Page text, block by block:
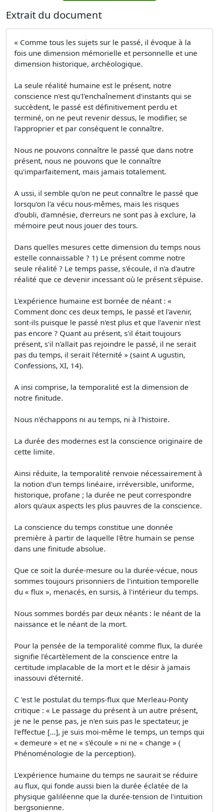
Extrait du document
« Comme tous les sujets sur le passé, il évoque à la
fois une dimension mémorielle et personnelle et une
dimension historique, archéologique.
La seule réalité humaine est le présent, notre
conscience n'est qu'l'enchaînement d'instants qui se
succèdent, le passé est définitivement perdu et
terminé, on ne peut revenir dessus, le modifier, se
l'approprier et par conséquent le connaître.
Nous ne pouvons connaître le passé que dans notre
présent, nous ne pouvons que le connaître
qu'imparfaitement, mais jamais totalement.
A ussi, il semble qu'on ne peut connaître le passé que
lorsqu'on l'a vécu nous-mêmes, mais les risques
d'oubli, d'amnésie, d'erreurs ne sont pas à exclure, la
mémoire peut nous jouer des tours.
Dans quelles mesures cette dimension du temps nous
estelle connaissable ? 1) Le présent comme notre
seule réalité ? Le temps passe, s'écoule, il n'a d'autre
réalité que ce devenir incessant où le présent s'épuise.
L'expérience humaine est bornée de néant : «
Comment donc ces deux temps, le passé et l'avenir,
sont-ils puisque le passé n'est plus et que l'avenir n'est
pas encore ? Quant au présent, s'il était toujours
présent, s'il n'allait pas rejoindre le passé, il ne serait
pas du temps, il serait l'éternité » (saint A ugustin,
Confessions, XI, 14).
A insi comprise, la temporalité est la dimension de
notre finitude.
Nous n'échappons ni au temps, ni à l'histoire.
La durée des modernes est la conscience originaire de
cette limite.
Ainsi réduite, la temporalité renvoie nécessairement à
la notion d'un temps linéaire, irréversible, uniforme,
historique, profane ; la durée ne peut correspondre
alors qu'aux aspects les plus pauvres de la conscience.
La conscience du temps constitue une donnée
première à partir de laquelle l'être humain se pense
dans une finitude absolue.
Que ce soit la durée-mesure ou la durée-vécue, nous
sommes toujours prisonniers de l'intuition temporelle
du « flux », menacés, en sursis, à l'intérieur du temps.
Nous sommes bordés par deux néants : le néant de la
naissance et le néant de la mort.
Pour la pensée de la temporalité comme flux, la durée
signifie l'écartèlement de la conscience entre la
certitude implacable de la mort et le désir à jamais
inassouvi d'éternité.
C 'est le postulat du temps-flux que Merleau-Ponty
critique : « Le passage du présent à un autre présent,
je ne le pense pas, je n'en suis pas le spectateur, je
l'effectue [...], je suis moi-même le temps, un temps qui
« demeure » et ne « s'écoule » ni ne « change » (
Phénoménologie de la perception).
L'expérience humaine du temps ne saurait se réduire
au flux, qui fonde aussi bien la durée éclatée de la
physique galiléenne que la durée-tension de l'intuition
bergsonienne.